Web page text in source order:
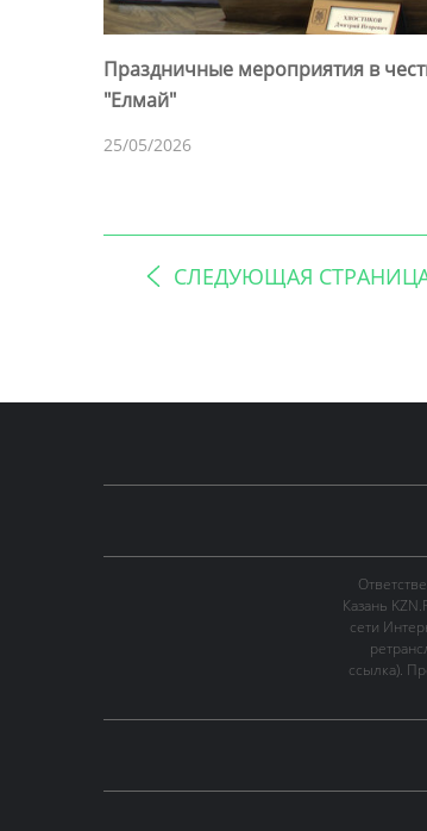
Праздничные мероприятия в
"Елмай"
25/05/2026
СЛЕДУЮЩАЯ
Казань
сети
ссылка).